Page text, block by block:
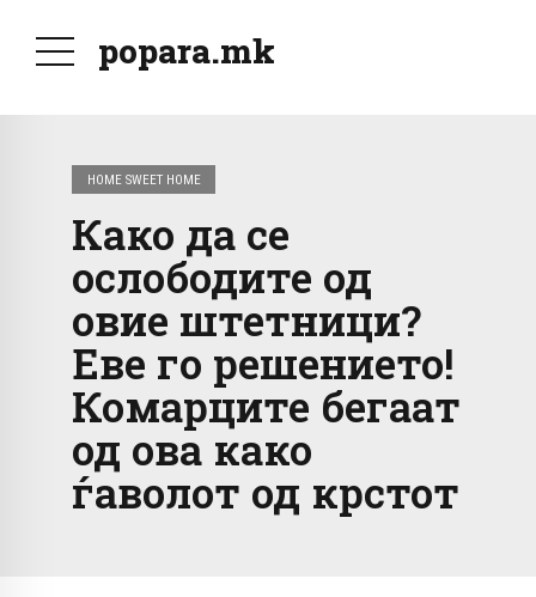
popara.mk
HOME SWEET HOME
Како да се
ослободите од
овие штетници?
Еве го решението!
Комарците бегаат
од ова како
ѓаволот од крстот